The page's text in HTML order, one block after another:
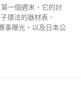
一個週末，它的討
環法的器材表、
事曝光，以及日本公